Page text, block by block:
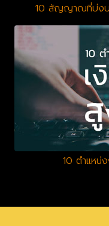
10 สัญญาณที่บ่งบ
10 ตำแหน่